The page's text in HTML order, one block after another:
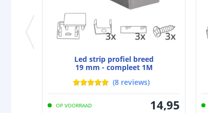
Led strip profiel breed
19 mm - compleet 1M
(8 reviews)
OP VOORRAAD 14,95